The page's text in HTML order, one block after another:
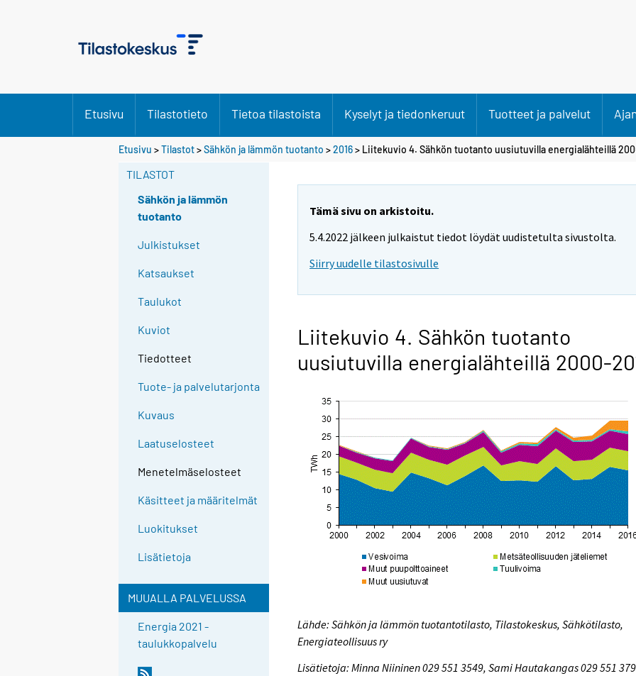
Etusivu Tilastotieto Tietoa tilastoista Kyselyt ja tiedonkeruut Tuotteet ja palvelut
Etusivu >Tilastot>Sähkön ja lämmön tuotanto >2016> Liitekuvio 4. Sähkön tuotanto uusiutuvilla energialähteillä
TILASTOT
Sähkön ja lämmön
tuotanto
Julkistukset
Katsaukset
Taulukot
Kuviot
Tiedotteet
Tuote- ja palvelutarjonta
Kuvaus
Laatuselosteet
Menetelmäselosteet
Käsitteet ja määritelmät
Luokitukset
Lisätietoja
MUUALLA PALVELUSSA
Energia 2021 -
taulukkopalvelu
Tämä sivu on arkistoitu.
5.4.2022 jälkeen julkaistut tiedot löydät uudistetulta sivustolta.
Siirry uudelle tilastosivulle
Liitekuvio 4. Sähkön tuotanto
uusiutuvilla energialähteillä 2000-
Lähde: Sähkön ja lämmön tuotantotilasto, Tilastokeskus, Sähkötilasto,
Energiateollisuus ry
Lisätietoja: Minna Niininen 029 551 3549, Sami Hautakangas 029 551